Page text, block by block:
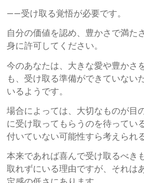
——受け取る覚悟が必要です。
自分の価値を認め、豊かさで満た
身に許可してください。
今のあなたは、大きな愛や豊かさ
も、受け取る準備ができていない
いるようです。
場合によっては、大切なものが目
に受け取ってもらうのを待ってい
付いていない可能性すら考えられ
本来であれば喜んで受け取るべき
取れずにいる理由ですが、それは